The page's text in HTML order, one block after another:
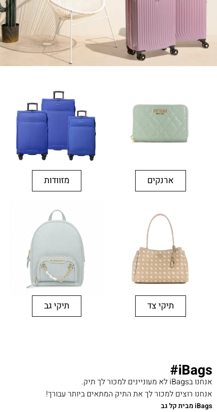
ארנקים מזוודות
תיקי צד תיקי גב
iBags מבית קל גב
אנחנו בiBags לא מעוניינים למכור לך תיק.
אנחנו רוצים למכור לך את התיק המתאים ביותר עבורך!
iBags#